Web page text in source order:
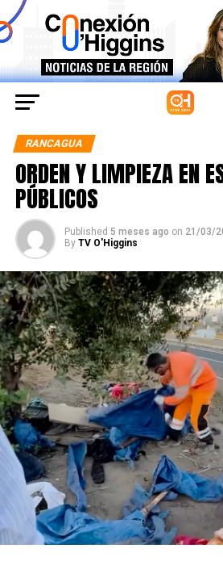
RANCAGUA
ORDEN Y LIMPIEZA EN
PÚBLICOS
Published 5 meses ago on 21/03/
By TV O'Higgins